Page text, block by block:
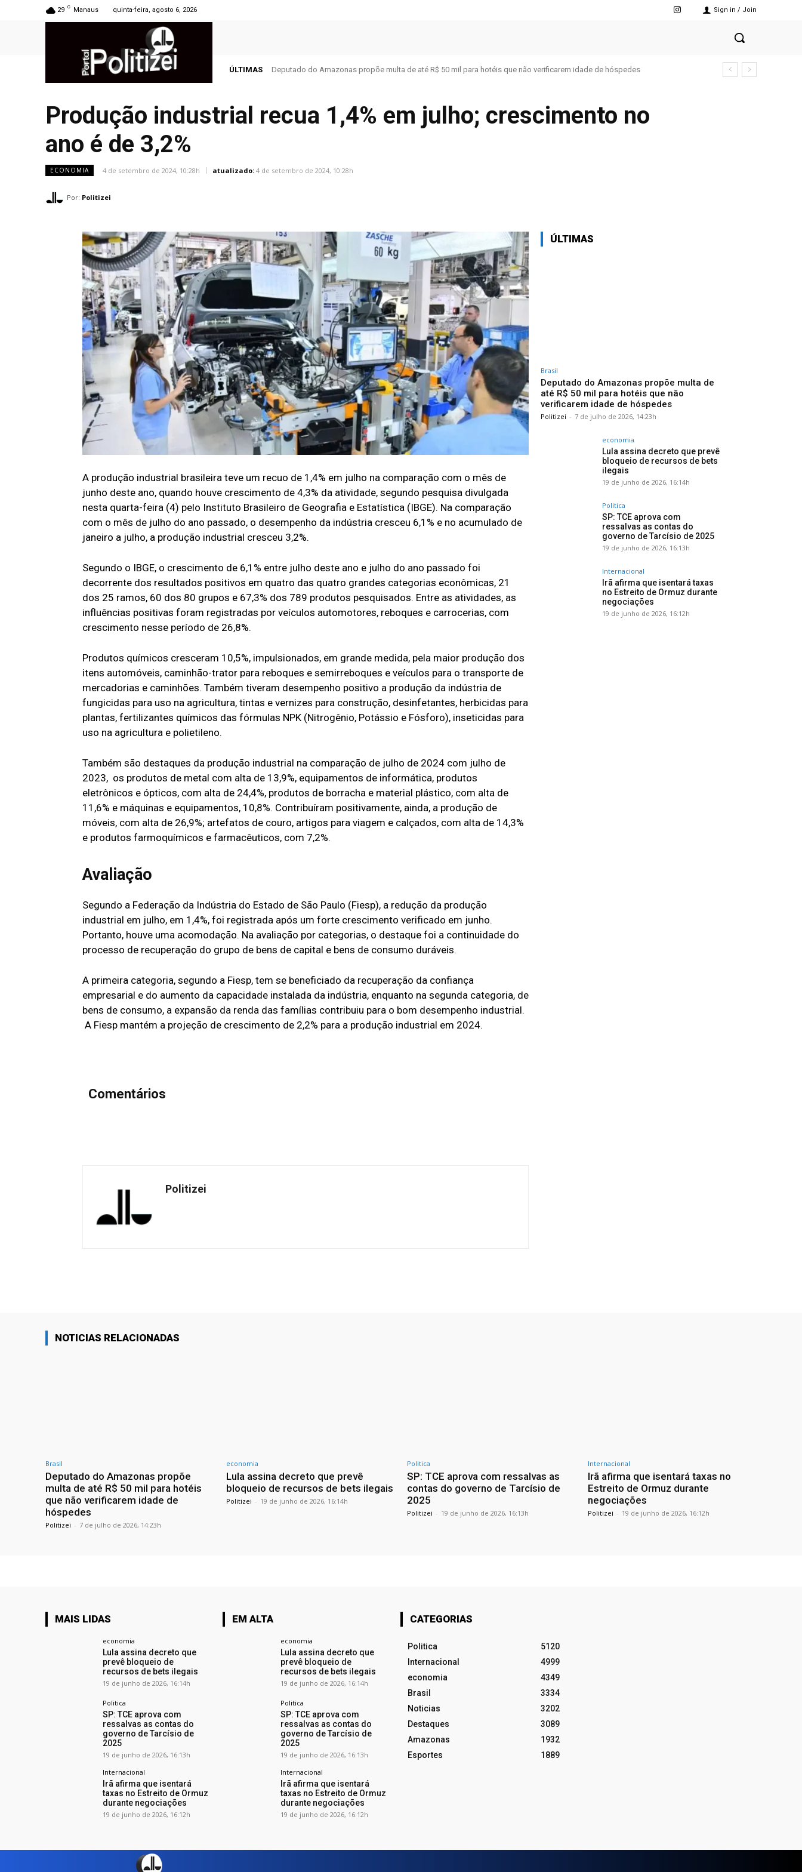
29 C Manaus quinta-feira, agosto 6, 2026 Sign in / Join
ÚLTIMAS Deputado do Amazonas propõe multa de até R$ 50 mil para hotéis que não verificarem idade de hóspedes
Produção industrial recua 1,4% em julho; crescimento no
ano é de 3,2%
ECONOMIA 4 de setembro de 2024, 10:28h atualizado: 4 de setembro de 2024, 10:28h
Por: Politizei
A produção industrial brasileira teve um recuo de 1,4% em julho na comparação com o mês de
junho deste ano, quando houve crescimento de 4,3% da atividade, segundo pesquisa divulgada
nesta quarta-feira (4) pelo Instituto Brasileiro de Geografia e Estatística (IBGE). Na comparação
com o mês de julho do ano passado, o desempenho da indústria cresceu 6,1% e no acumulado de
janeiro a julho, a produção industrial cresceu 3,2%.
Segundo o IBGE, o crescimento de 6,1% entre julho deste ano e julho do ano passado foi
decorrente dos resultados positivos em quatro das quatro grandes categorias econômicas, 21
dos 25 ramos, 60 dos 80 grupos e 67,3% dos 789 produtos pesquisados. Entre as atividades, as
influências positivas foram registradas por veículos automotores, reboques e carrocerias, com
crescimento nesse período de 26,8%.
Produtos químicos cresceram 10,5%, impulsionados, em grande medida, pela maior produção dos
itens automóveis, caminhão-trator para reboques e semirreboques e veículos para o transporte de
mercadorias e caminhões. Também tiveram desempenho positivo a produção da indústria de
fungicidas para uso na agricultura, tintas e vernizes para construção, desinfetantes, herbicidas para
plantas, fertilizantes químicos das fórmulas NPK (Nitrogênio, Potássio e Fósforo), inseticidas para
uso na agricultura e polietileno.
Também são destaques da produção industrial na comparação de julho de 2024 com julho de
2023, os produtos de metal com alta de 13,9%, equipamentos de informática, produtos
eletrônicos e ópticos, com alta de 24,4%, produtos de borracha e material plástico, com alta de
11,6% e máquinas e equipamentos, 10,8%. Contribuíram positivamente, ainda, a produção de
móveis, com alta de 26,9%; artefatos de couro, artigos para viagem e calçados, com alta de 14,3%
e produtos farmoquímicos e farmacêuticos, com 7,2%.
Avaliação
Segundo a Federação da Indústria do Estado de São Paulo (Fiesp), a redução da produção
industrial em julho, em 1,4%, foi registrada após um forte crescimento verificado em junho.
Portanto, houve uma acomodação. Na avaliação por categorias, o destaque foi a continuidade do
processo de recuperação do grupo de bens de capital e bens de consumo duráveis.
A primeira categoria, segundo a Fiesp, tem se beneficiado da recuperação da confiança
empresarial e do aumento da capacidade instalada da indústria, enquanto na segunda categoria, de
bens de consumo, a expansão da renda das famílias contribuiu para o bom desempenho industrial.
A Fiesp mantém a projeção de crescimento de 2,2% para a produção industrial em 2024.
Comentários
Politizei
ÚLTIMAS
Brasil
Deputado do Amazonas propõe multa de
até R$ 50 mil para hotéis que não
verificarem idade de hóspedes
Politizei - 7 de julho de 2026, 14:23h
economia
Lula assina decreto que prevê
bloqueio de recursos de bets
ilegais
19 de junho de 2026, 16:14h
Politica
SP: TCE aprova com
ressalvas as contas do
governo de Tarcísio de 2025
19 de junho de 2026, 16:13h
Internacional
Irã afirma que isentará taxas
no Estreito de Ormuz durante
negociações
19 de junho de 2026, 16:12h
NOTICIAS RELACIONADAS
Brasil
Deputado do Amazonas propõe
multa de até R$ 50 mil para hotéis
que não verificarem idade de
hóspedes
Politizei - 7 de julho de 2026, 14:23h
economia
Lula assina decreto que prevê
bloqueio de recursos de bets ilegais
Politizei - 19 de junho de 2026, 16:14h
Politica
SP: TCE aprova com ressalvas as
contas do governo de Tarcísio de
2025
Politizei - 19 de junho de 2026, 16:13h
Internacional
Irã afirma que isentará taxas no
Estreito de Ormuz durante
negociações
Politizei - 19 de junho de 2026, 16:12h
MAIS LIDAS
economia
Lula assina decreto que
prevê bloqueio de
recursos de bets ilegais
19 de junho de 2026, 16:14h
Politica
SP: TCE aprova com
ressalvas as contas do
governo de Tarcísio de
2025
19 de junho de 2026, 16:13h
Internacional
Irã afirma que isentará
taxas no Estreito de Ormuz
durante negociações
19 de junho de 2026, 16:12h
EM ALTA
economia
Lula assina decreto que
prevê bloqueio de
recursos de bets ilegais
19 de junho de 2026, 16:14h
Politica
SP: TCE aprova com
ressalvas as contas do
governo de Tarcísio de
2025
19 de junho de 2026, 16:13h
Internacional
Irã afirma que isentará
taxas no Estreito de Ormuz
durante negociações
19 de junho de 2026, 16:12h
CATEGORIAS
Politica
5120
Internacional
4999
economia
4349
Brasil
3334
Noticias
3202
Destaques
3089
Amazonas
1932
Esportes
1889